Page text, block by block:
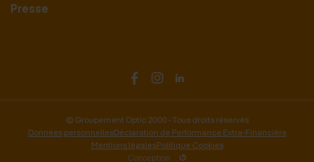
Presse
© Groupement Optic 2000 - Tous droits réservés
Données personnellesDéclaration de Performance Extra-Financière
Mentions légalesPolitique Cookies
Conception